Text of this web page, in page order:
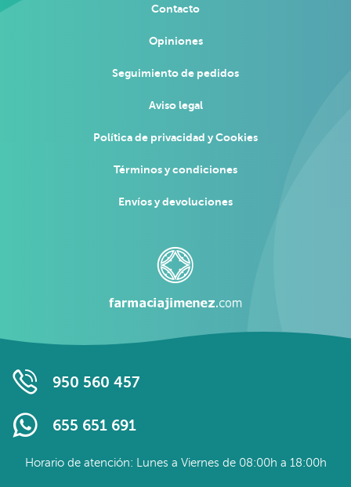
Contacto
Opiniones
Seguimiento de pedidos
Aviso legal
Política de privacidad y Cookies
Términos y condiciones
Envíos y devoluciones
950 560 457
655 651 691
Horario de atención: Lunes a Viernes de 08:00h a 18:00h